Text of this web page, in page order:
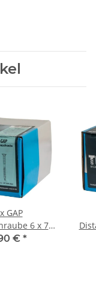
GAP
6 x 70
Torx 100Stk
€ *